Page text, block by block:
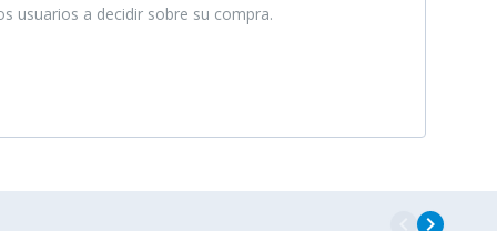
usuarios a decidir sobre su compra.
navigate_beforenavigate_next